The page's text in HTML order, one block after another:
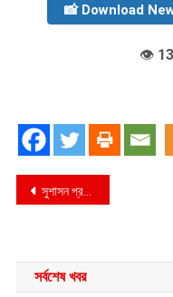
📸 Download
👁️
Post
সুশাসন প্রতিষ্ঠা করতে দুর্নীতিমুক্ত সমাজ গড়ে তুলতে হবে : লায়ন মোঃ গনি মিয়া বাবুল
সর্বশেষ খবর